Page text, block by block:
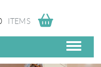
ITEMS